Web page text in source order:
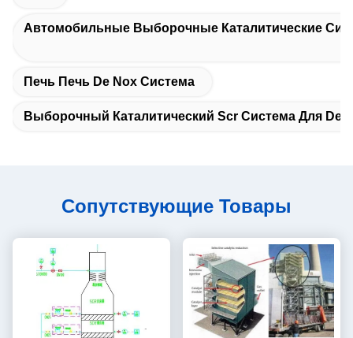
Автомобильные Выборочные Каталитические
Печь Печь De Nox Система
Выборочный Каталитический Scr Система Для De
Сопутствующие Товары